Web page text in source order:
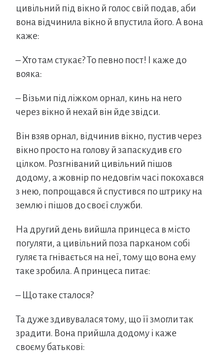
цивільний під вікно й голос свій подав, аби
вона відчинила вікно й впустила його. А вона
каже:
– Хто там стукає? То певно пост! І каже до
вояка:
– Візьми під ліжком орнал, кинь на него
через вікно й нехай він йде звідси.
Він взяв орнал, відчинив вікно, пустив через
вікно просто на голову й запаскудив єго
цілком. Розгніваний цивільний пішов
додому, а жовнір по недовгім часі покохався
з нею, попрощався й спустився по штрику на
землю і пішов до своєї служби.
На другий день вийшла принцеса в місто
погуляти, а цивільний поза парканом собі
гуляє та гнівається на неї, тому що вона ему
таке зробила. А принцеса питає:
– Що таке сталося?
Та дуже здивувалася тому, що її змогли так
зрадити. Вона прийшла додому і каже
своєму батькові: